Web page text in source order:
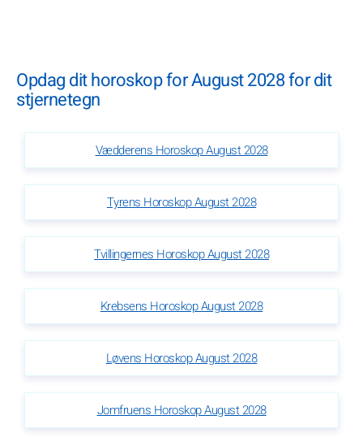
Opdag dit horoskop for August 2028 for dit
stjernetegn
Vædderens Horoskop August 2028
Tyrens Horoskop August 2028
Tvillingernes Horoskop August 2028
Krebsens Horoskop August 2028
Løvens Horoskop August 2028
Jomfruens Horoskop August 2028